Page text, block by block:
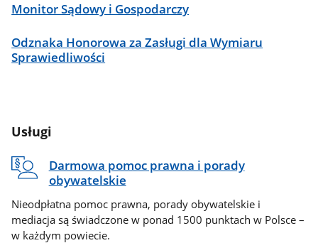
Monitor Sądowy i Gospodarczy
Odznaka Honorowa za Zasługi dla Wymiaru
Sprawiedliwości
Usługi
Darmowa pomoc prawna i porady
obywatelskie
Nieodpłatna pomoc prawna, porady obywatelskie i
mediacja są świadczone w ponad 1500 punktach w Polsce –
w każdym powiecie.